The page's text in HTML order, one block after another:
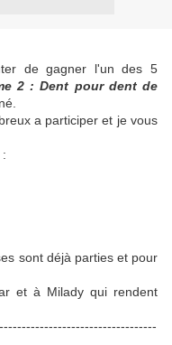
de gagner l'un des 5
2 : Dent pour dent de
a participer et je vous
sont déjà parties et pour
et à Milady qui rendent